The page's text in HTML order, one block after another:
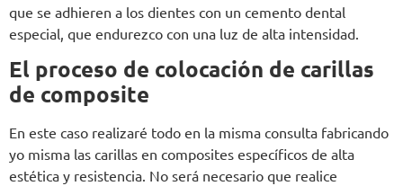
que se adhieren a los dientes con un cemento dental
especial, que endurezco con una luz de alta intensidad.
El proceso de colocación de carillas
de composite
En este caso realizaré todo en la misma consulta fabricando
yo misma las carillas en composites específicos de alta
estética y resistencia. No será necesario que realice